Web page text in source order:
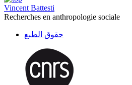
Vincent Battesti
Recherches en anthropologie sociale
حقوق الطبع